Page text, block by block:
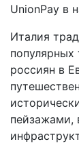
UnionPay в
Италия
популярных
россиян в
пейзажами,